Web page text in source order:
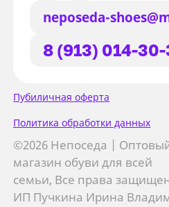
neposeda-
8 (913) 014-
Пубиличная оферта
Политика обработки данных
©2026 Непоседа |
магазин обуви для всей
семьи, Все права
ИП Пучкина Ирина
Сайт использует
Мы используем файлы
сторонние сервисы
AppMetrica) для
персонализации
сайта.